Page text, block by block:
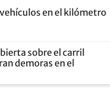
en el kilómetro
sobre el carril
demoras en el